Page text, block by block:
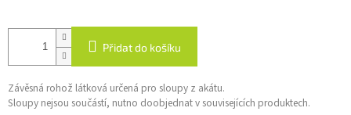
Přidat do košíku
Závěsná rohož látková určená pro sloupy z akátu.
Sloupy nejsou součástí, nutno doobjednat v souvisejících produktech.